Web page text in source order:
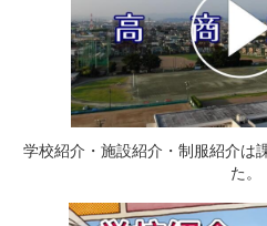
学校紹介・施設紹介・制服紹介は
た。